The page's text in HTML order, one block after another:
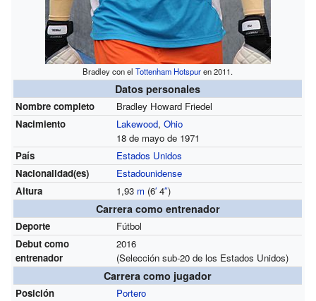
Bradley con elTottenham Hotspuren 2011.
Datos personales
Nombre completo
Bradley Howard Friedel
Nacimiento
Lakewood, Ohio
18 de mayo de 1971
País
Estados Unidos
Nacionalidad(es)
Estadounidense
Altura
1,93 m (6′4″)
Carrera como entrenador
Deporte
Fútbol
Debut como
entrenador
2016
(Selección sub-20 de los Estados Unidos)
Carrera como jugador
Posición
Portero